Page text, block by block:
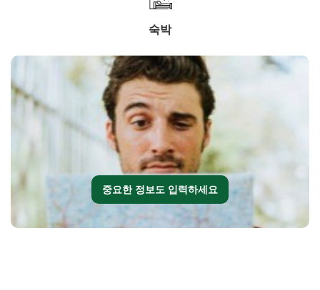
숙박
중요한 정보도 입력하세요